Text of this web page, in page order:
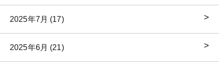
2025年7月 (17)
2025年6月 (21)